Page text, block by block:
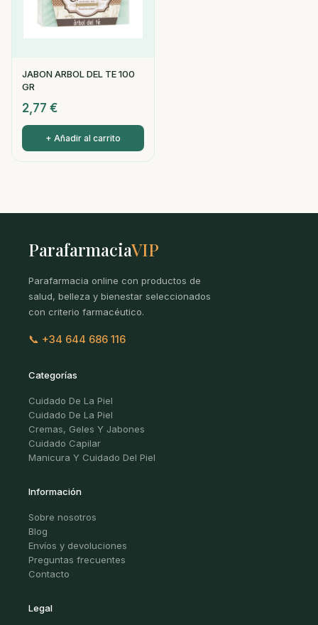
JABON ARBOL DEL TE 100
GR
2,77 €
+ Añadir al carrito
ParafarmaciaVIP
Parafarmacia online con productos de
salud, belleza y bienestar seleccionados
con criterio farmacéutico.
📞 +34 644 686 116
Categorías
Cuidado De La Piel
Cuidado De La Piel
Cremas, Geles Y Jabones
Cuidado Capilar
Manicura Y Cuidado Del Piel
Información
Sobre nosotros
Blog
Envíos y devoluciones
Preguntas frecuentes
Contacto
Legal